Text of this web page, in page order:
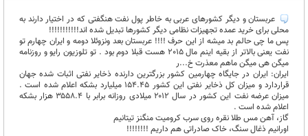
عربستان و دیگر کشورهای عربی به خاطر پول نفت هنگفتی که در اختیار دارند به
محلی برای خرید عمده تجهیزات نظامی دیگر کشورها تبدیل شده اند!!!!!!!!!!!
پس ما چی حالم بد میشه از این حرف !!!! عربستان بعد ونزوئلا دومه و ایران چهارم تو
نفت یعنی بالاتر از بقیه اینم مال 2015 هست قبلا دوم بود . تو تلوزیون رایو و روزنامه
میگن هی میگن ماهم معذرت خ...ر
ایران: ایران در جایگاه چهارمین کشور بزرگترین دارنده ذخایر نفتی اثبات شده جهان
قراردارد و میزان کل ذخایر نفتی این کشور ۱۵۴.۴۵ میلیارد بشکه اعلام شده است .
میزان عرضه نفت این کشور در سال ۲۰۱۲ میلادی روزانه برابر با ۳۵۵۸.۴ هزار بشکه
اعلام شده است .
گاز، آهن مس طلا نقره روی سرب کرومیت منگنز تیتانیم
اورانیم ذغال سنگ، خاک صادراتی هم داریم !!!!!!!!